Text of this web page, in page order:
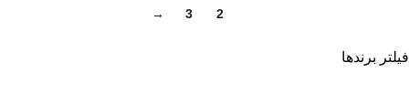
فیلتر برندها
2
3
→